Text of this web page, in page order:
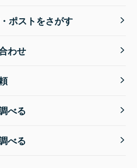
ポストをさがす
わせ
べる
べる